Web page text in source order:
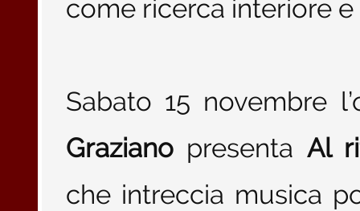
come ricerca interiore
Sabato 15 novembre
Graziano presenta Al
che intreccia musica